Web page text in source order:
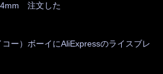
注文した
コー）ボーイにAliExpressのライスブレ